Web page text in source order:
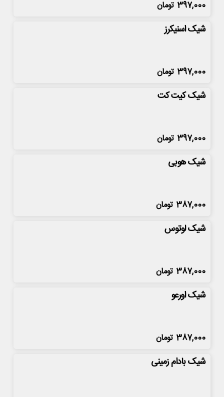
397,000 تومان
شیک اسنیکرز
397,000 تومان
شیک کیت کت
397,000 تومان
شیک هوبی
387,000 تومان
شیک لوتوس
387,000 تومان
شیک اورعو
387,000 تومان
شیک بادام زمینی